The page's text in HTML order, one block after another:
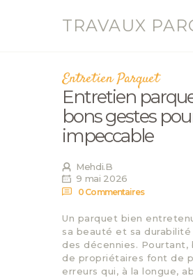
TRAVAUX
ACCUEIL
SERVICES
CONTACT
BLOG
Entretien Parquet
Entretien
bons gestes
impeccable
Mehdi.B
9 mai 2026
0 Commentaires
Un parquet bien
sa beauté et sa
des décennies. Pourtant,
de propriétaires font de
erreurs qui, à la longue,